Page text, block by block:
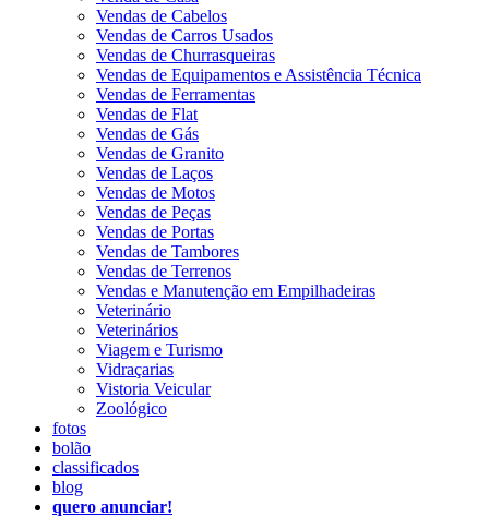
Vendas de Cabelos
Vendas de Carros Usados
Vendas de Churrasqueiras
Vendas de Equipamentos e Assistência Técnica
Vendas de Ferramentas
Vendas de Flat
Vendas de Gás
Vendas de Granito
Vendas de Laços
Vendas de Motos
Vendas de Peças
Vendas de Portas
Vendas de Tambores
Vendas de Terrenos
Vendas e Manutenção em Empilhadeiras
Veterinário
Veterinários
Viagem e Turismo
Vidraçarias
Vistoria Veicular
Zoológico
fotos
bolão
classificados
blog
quero anunciar!